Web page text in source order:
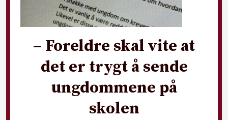
– Foreldre skal vite at
det er trygt å sende
ungdommene på
skolen